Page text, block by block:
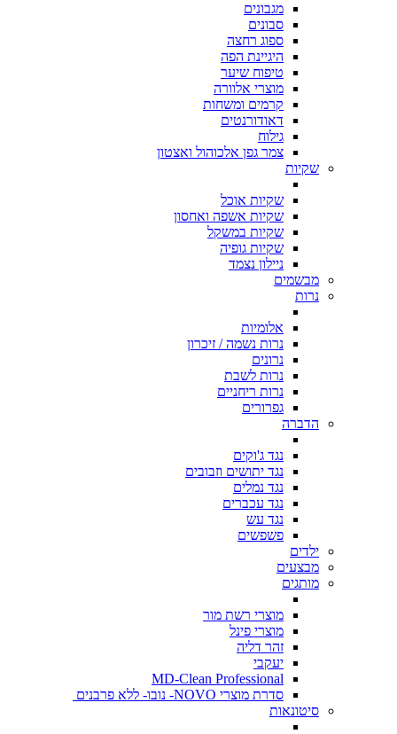
מגבונים
סבונים
ספוג רחצה
היגיינת הפה
טיפוח שיער
מוצרי אלוורה
קרמים ומשחות
דאודורנטים
גילוח
צמר גפן אלכוהול ואצטון
שקיות
שקיות אוכל
שקיות אשפה ואחסון
שקיות במשקל
שקיות גופיה
ניילון נצמד
מבשמים
נרות
אלומיות
נרות נשמה / זיכרון
נרונים
נרות לשבת
נרות ריחניים
גפרורים
הדברה
נגד ג'וקים
נגד יתושים וזבובים
נגד נמלים
נגד עכברים
נגד עש
פשפשים
ילדים
מבצעים
מותגים
מוצרי רשת מור
מוצרי פינל
זהר דליה
יעקבי
MD-Clean Professional
סדרת מוצרי NOVO- נובו- ללא פרבנים
סיטונאות